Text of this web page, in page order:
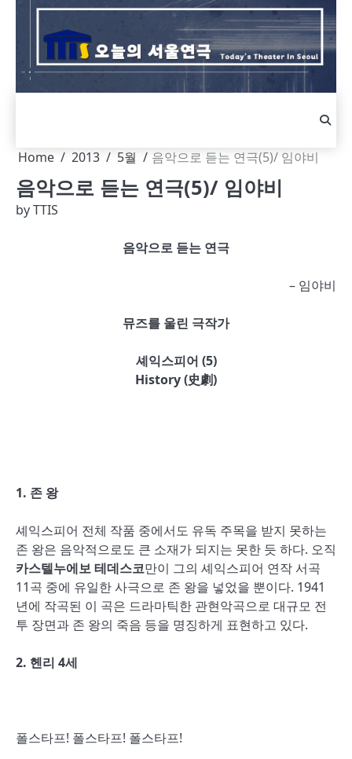
Skip
content
Home 2013 5월 음악으로 듣는 연극(5)/ 임야비
음악으로 듣는 연극(5)/ 임야비
byTTIS
음악으로 듣는 연극
– 임야비
뮤즈를 울린 극작가
셰익스피어 (5)
History (史劇)
1. 존 왕
셰익스피어 전체 작품 중에서도 유독 주목을 받지 못하는
존 왕은 음악적으로도 큰 소재가 되지는 못한 듯 하다. 오직
카스텔누에보 테데스코만이 그의 셰익스피어 연작 서곡
11곡 중에 유일한 사극으로 존 왕을 넣었을 뿐이다. 1941
년에 작곡된 이 곡은 드라마틱한 관현악곡으로 대규모 전
투 장면과 존 왕의 죽음 등을 명징하게 표현하고 있다.
2. 헨리 4세
폴스타프! 폴스타프! 폴스타프!